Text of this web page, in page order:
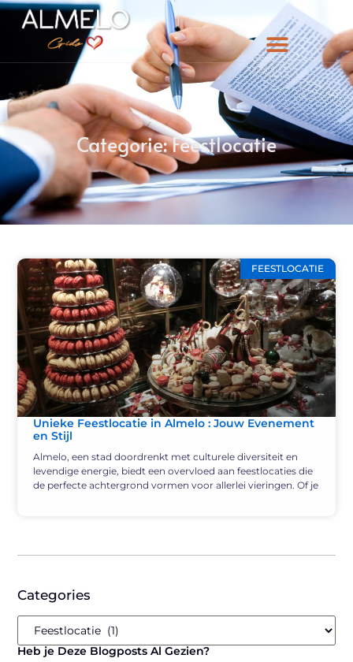
Categorie: Feestlocatie
Categories
Heb je Deze Blogposts Al Gezien?
FEESTLOCATIE
Unieke Feestlocatie in Almelo : Jouw Evenement
en Stijl
Almelo, een stad doordrenkt met culturele diversiteit en
levendige energie, biedt een overvloed aan feestlocaties die
de perfecte achtergrond vormen voor allerlei vieringen. Of je